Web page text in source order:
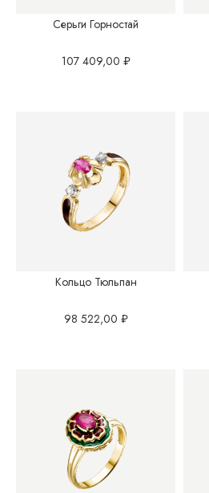
Серьги Горностай
107 409,00 ₽
Кольцо Тюльпан
98 522,00 ₽